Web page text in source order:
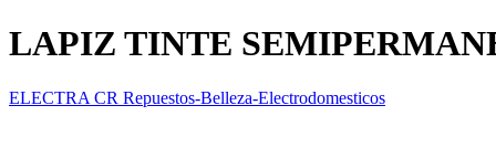
LAPIZ TINTE
ELECTRA CR Repuestos-Belleza-Electrodomesticos